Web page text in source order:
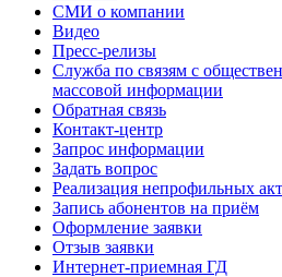
СМИ о компании
Видео
Пресс-релизы
Служба по связям с
массовой информации
Обратная связь
Контакт-центр
Запрос информации
Задать вопрос
Реализация непрофильных
Запись абонентов на приём
Оформление заявки
Отзыв заявки
Интернет-приемная ГД